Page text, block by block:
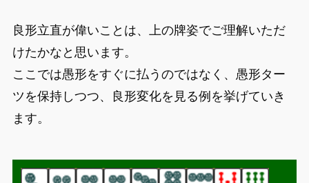
良形立直が偉いことは、上の牌姿でご理解いただ
けたかなと思います。
ここでは愚形をすぐに払うのではなく、愚形ター
ツを保持しつつ、良形変化を見る例を挙げていき
ます。